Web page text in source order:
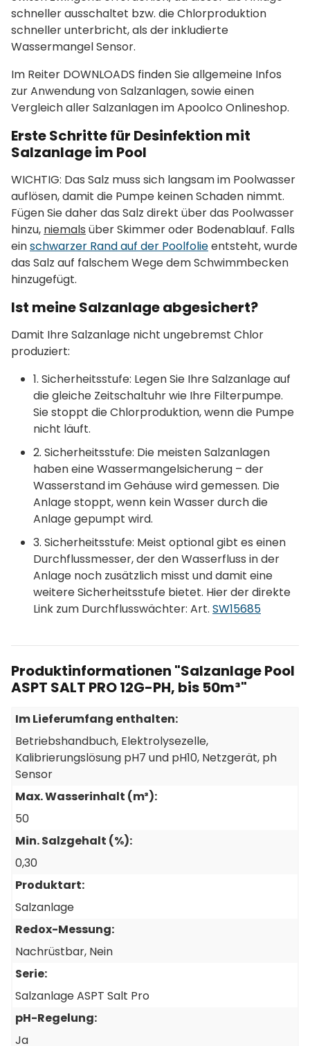
schneller ausschaltet bzw. die Chlorproduktion
schneller unterbricht, als der inkludierte
Wassermangel Sensor.
Im Reiter DOWNLOADS finden Sie allgemeine Infos
zur Anwendung von Salzanlagen, sowie einen
Vergleich aller Salzanlagen im Apoolco Onlineshop.
Erste Schritte für Desinfektion mit
Salzanlage im Pool
WICHTIG: Das Salz muss sich langsam im Poolwasser
auflösen, damit die Pumpe keinen Schaden nimmt.
Fügen Sie daher das Salz direkt über das Poolwasser
hinzu, niemals über Skimmer oder Bodenablauf. Falls
einschwarzer Rand auf der Poolfolieentsteht, wurde
das Salz auf falschem Wege dem Schwimmbecken
hinzugefügt.
Ist meine Salzanlage abgesichert?
Damit Ihre Salzanlage nicht ungebremst Chlor
produziert:
1. Sicherheitsstufe: Legen Sie Ihre Salzanlage auf
die gleiche Zeitschaltuhr wie Ihre Filterpumpe.
Sie stoppt die Chlorproduktion, wenn die Pumpe
nicht läuft.
2. Sicherheitsstufe: Die meisten Salzanlagen
haben eine Wassermangelsicherung – der
Wasserstand im Gehäuse wird gemessen. Die
Anlage stoppt, wenn kein Wasser durch die
Anlage gepumpt wird.
3. Sicherheitsstufe: Meist optional gibt es einen
Durchflussmesser, der den Wasserfluss in der
Anlage noch zusätzlich misst und damit eine
weitere Sicherheitsstufe bietet. Hier der direkte
Link zum Durchflusswächter: Art. SW15685
Produktinformationen "Salzanlage Pool
ASPT SALT PRO 12G-PH, bis 50m³"
Im Lieferumfang enthalten:
Betriebshandbuch, Elektrolysezelle,
Kalibrierungslösung pH7 und pH10, Netzgerät, ph
Sensor
Max. Wasserinhalt (m³):
50
Min. Salzgehalt (%):
0,30
Produktart:
Salzanlage
Redox-Messung:
Nachrüstbar, Nein
Serie:
Salzanlage ASPT Salt Pro
pH-Regelung:
Ja